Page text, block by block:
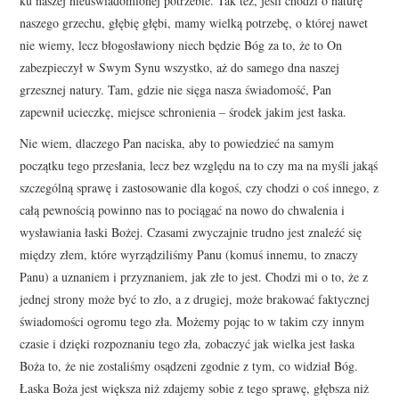
naszego grzechu, głębię głębi, mamy wielką potrzebę, o której nawet
nie wiemy, lecz błogosławiony niech będzie Bóg za to, że to On
zabezpieczył w Swym Synu wszystko, aż do samego dna naszej
grzesznej natury. Tam, gdzie nie sięga nasza świadomość, Pan
zapewnił ucieczkę, miejsce schronienia – środek jakim jest łaska.
Nie wiem, dlaczego Pan naciska, aby to powiedzieć na samym
początku tego przesłania, lecz bez względu na to czy ma na myśli jakąś
szczególną sprawę i zastosowanie dla kogoś, czy chodzi o coś innego, z
całą pewnością powinno nas to pociągać na nowo do chwalenia i
wysławiania łaski Bożej. Czasami zwyczajnie trudno jest znaleźć się
między złem, które wyrządziliśmy Panu (komuś innemu, to znaczy
Panu) a uznaniem i przyznaniem, jak złe to jest. Chodzi mi o to, że z
jednej strony może być to zło, a z drugiej, może brakować faktycznej
świadomości ogromu tego zła. Możemy pojąc to w takim czy innym
czasie i dzięki rozpoznaniu tego zła, zobaczyć jak wielka jest łaska
Boża to, że nie zostaliśmy osądzeni zgodnie z tym, co widział Bóg.
Łaska Boża jest większa niż zdajemy sobie z tego sprawę, głębsza niż